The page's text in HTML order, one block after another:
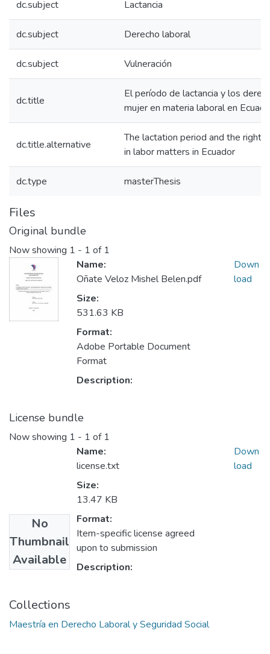
dc.subject Lactancia
dc.subject Derecho laboral
dc.subject Vulneración
dc.title
El período de lactancia y los
mujer en materia laboral en
dc.title.alternative
The lactation period and the
in labor matters in Ecuador
dc.type masterThesis
Files
Original bundle
Now showing 1 - 1 of 1
Name:
Oñate Veloz Mishel Belen.pdf
Size:
531.63 KB
Format:
Adobe Portable Document
Format
Description:
Down
load
License bundle
Now showing 1 - 1 of 1
No
Thumbnail
Available
Name:
license.txt
Size:
13.47 KB
Format:
Item-specific license agreed
upon to submission
Description:
Down
load
Collections
Maestría en Derecho Laboral y Seguridad Social